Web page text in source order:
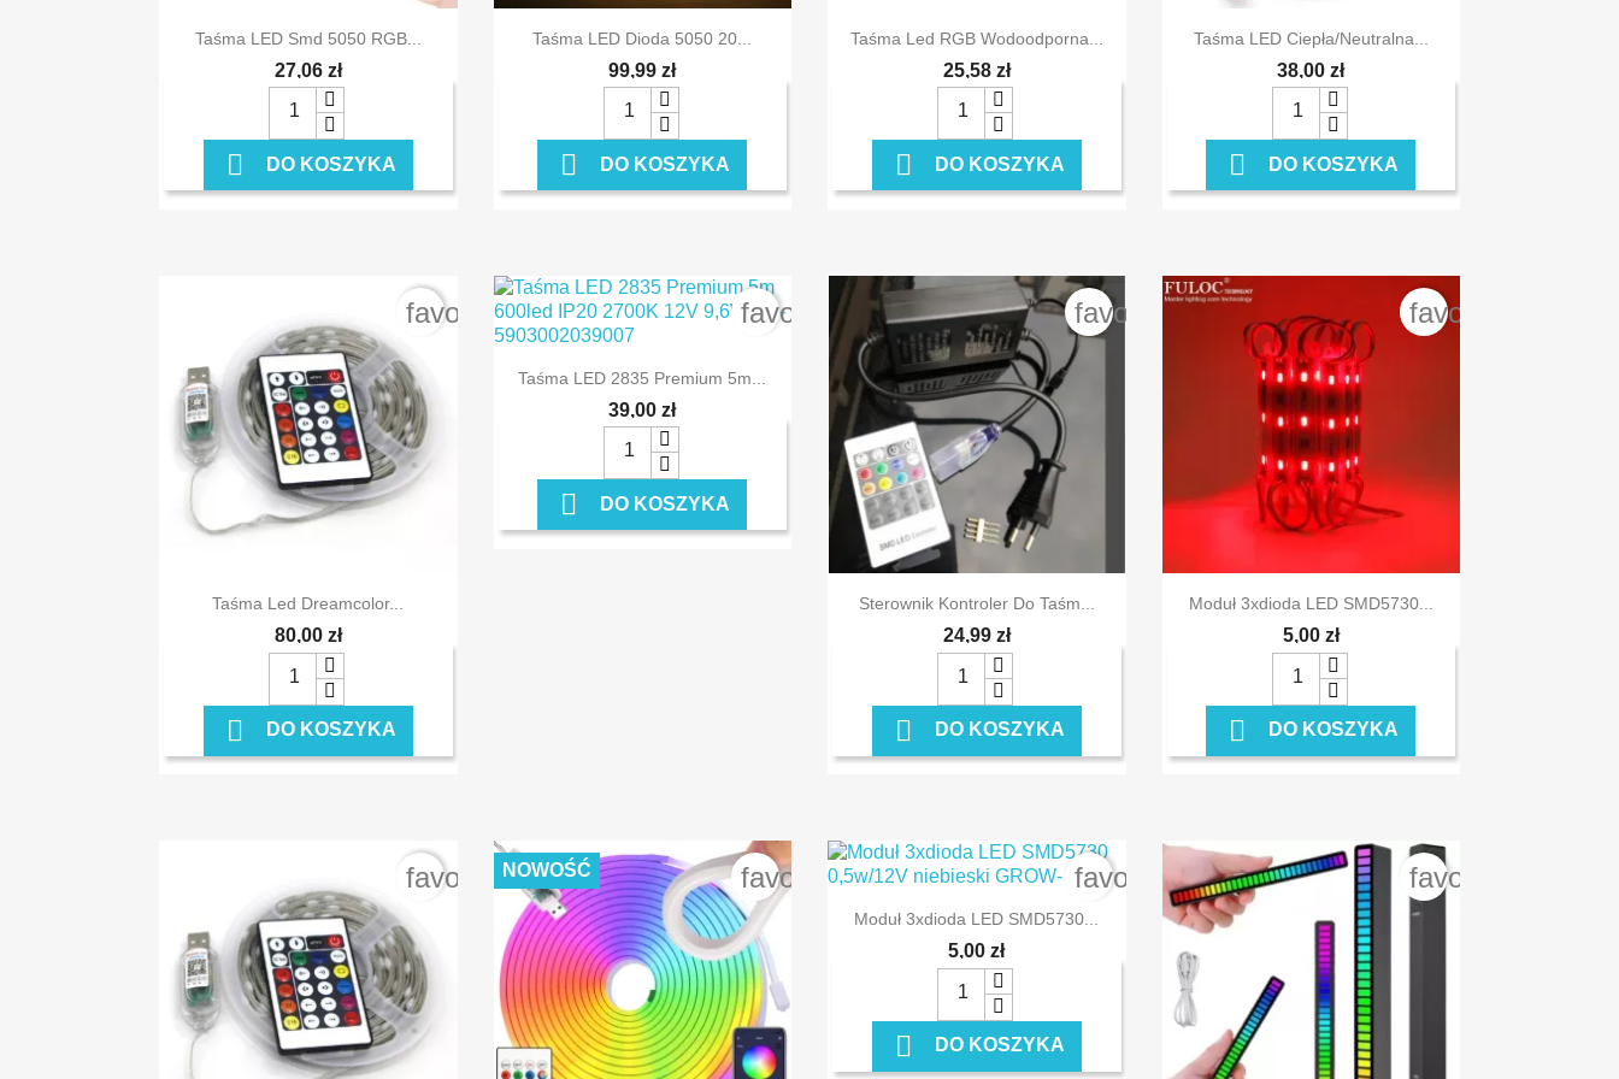
 Szybki podgląd
Taśma LED Smd 5050 RGB...
27,06 zł
 DO KOSZYKA
 Szybki podgląd
Taśma LED Dioda 5050 20...
99,99 zł
 DO KOSZYKA
 Szybki podgląd
Taśma Led RGB Wodoodporna...
25,58 zł
 DO KOSZYKA
 Szybki podgląd
Taśma LED Ciepła/neutralna...
38,00 zł
 DO KOSZYKA
 Szybki podgląd
Taśma Led Dreamcolor...
80,00 zł
 DO KOSZYKA
favorite_border
 Szybki podgląd
Taśma LED 2835 Premium 5m...
39,00 zł
 DO KOSZYKA
favorite_border
 Szybki podgląd
Sterownik Kontroler Do Taśm...
24,99 zł
 DO KOSZYKA
favorite_border
 Szybki podgląd
Moduł 3xdioda LED SMD5730...
5,00 zł
 DO KOSZYKA
favorite_border
favorite_border
NOWOŚĆ
favorite_border
 Szybki podgląd
Moduł 3xdioda LED SMD5730...
5,00 zł
 DO KOSZYKA
favorite_border favorite_border